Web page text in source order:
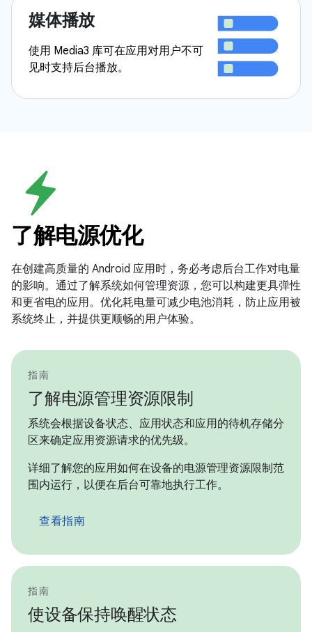
媒体播放
使用 Media3 库可在应用对用户不可
见时支持后台播放。
了解电源优化
在创建高质量的 Android 应用时，务必考虑后台工作对电量
的影响。通过了解系统如何管理资源，您可以构建更具弹性
和更省电的应用。优化耗电量可减少电池消耗，防止应用被
系统终止，并提供更顺畅的用户体验。
指南
了解电源管理资源限制
系统会根据设备状态、应用状态和应用的待机存储分
区来确定应用资源请求的优先级。
详细了解您的应用如何在设备的电源管理资源限制范
围内运行，以便在后台可靠地执行工作。
查看指南
指南
使设备保持唤醒状态